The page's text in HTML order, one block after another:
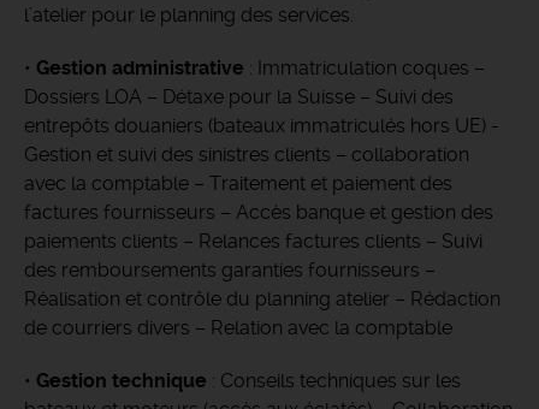
l’atelier pour le planning des services.
• Gestion administrative : Immatriculation coques –
Dossiers LOA – Détaxe pour la Suisse – Suivi des
entrepôts douaniers (bateaux immatriculés hors UE) -
Gestion et suivi des sinistres clients – collaboration
avec la comptable – Traitement et paiement des
factures fournisseurs – Accès banque et gestion des
paiements clients – Relances factures clients – Suivi
des remboursements garanties fournisseurs –
Réalisation et contrôle du planning atelier – Rédaction
de courriers divers – Relation avec la comptable
• Gestion technique : Conseils techniques sur les